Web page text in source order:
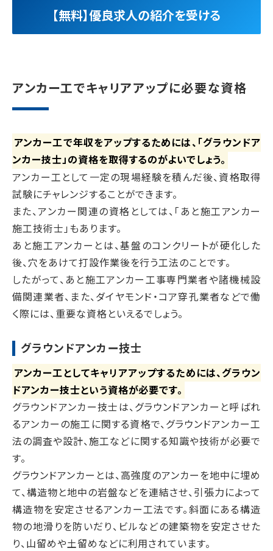
【無料】優良求人の紹介を受ける
アンカー工でキャリアアップに必要な資格
アンカー工で年収をアップするためには、「グラウンドア
ンカー技士」の資格を取得するのがよいでしょう。
アンカー工として一定の現場経験を積んだ後、資格取得
試験にチャレンジすることができます。
また、アンカー関連の資格としては、「あと施工アンカー
施工技術士」もあります。
あと施工アンカーとは、基盤のコンクリートが硬化した
後、穴をあけて打設作業後を行う工法のことです。
したがって、あと施工アンカー工事専門業者や諸機械設
備関連業者、また、ダイヤモンド・コア穿孔業者などで働
く際には、重要な資格といえるでしょう。
グラウンドアンカー技士
アンカー工としてキャリアアップするためには、グラウン
ドアンカー技士という資格が必要です。
グラウンドアンカー技士は、グラウンドアンカーと呼ばれ
るアンカーの施工に関する資格で、グラウンドアンカー工
法の調査や設計、施工などに関する知識や技術が必要で
す。
グラウンドアンカーとは、高強度のアンカーを地中に埋め
て、構造物と地中の岩盤などを連結させ、引張力によって
構造物を安定させるアンカー工法です。斜面にある構造
物の地滑りを防いだり、ビルなどの建築物を安定させた
り、山留めや土留めなどに利用されています。